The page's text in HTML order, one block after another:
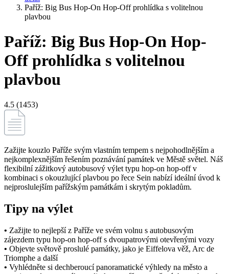
Paříž: Big Bus Hop-On Hop-Off prohlídka s volitelnou
plavbou
Paříž: Big Bus Hop-On Hop-
Off prohlídka s volitelnou
plavbou
4.5 (1453)
Zažijte kouzlo Paříže svým vlastním tempem s nejpohodlnějším a
nejkomplexnějším řešením poznávání památek ve Městě světel. Náš
flexibilní zážitkový autobusový výlet typu hop-on hop-off v
kombinaci s okouzlující plavbou po řece Sein nabízí ideální úvod k
nejproslulejším pařížským památkám i skrytým pokladům.
Tipy na výlet
• Zažijte to nejlepší z Paříže ve svém volnu s autobusovým
zájezdem typu hop-on hop-off s dvoupatrovými otevřenými vozy
• Objevte světově proslulé památky, jako je Eiffelova věž, Arc de
Triomphe a další
• Vyhlédněte si dechberoucí panoramatické výhledy na město a